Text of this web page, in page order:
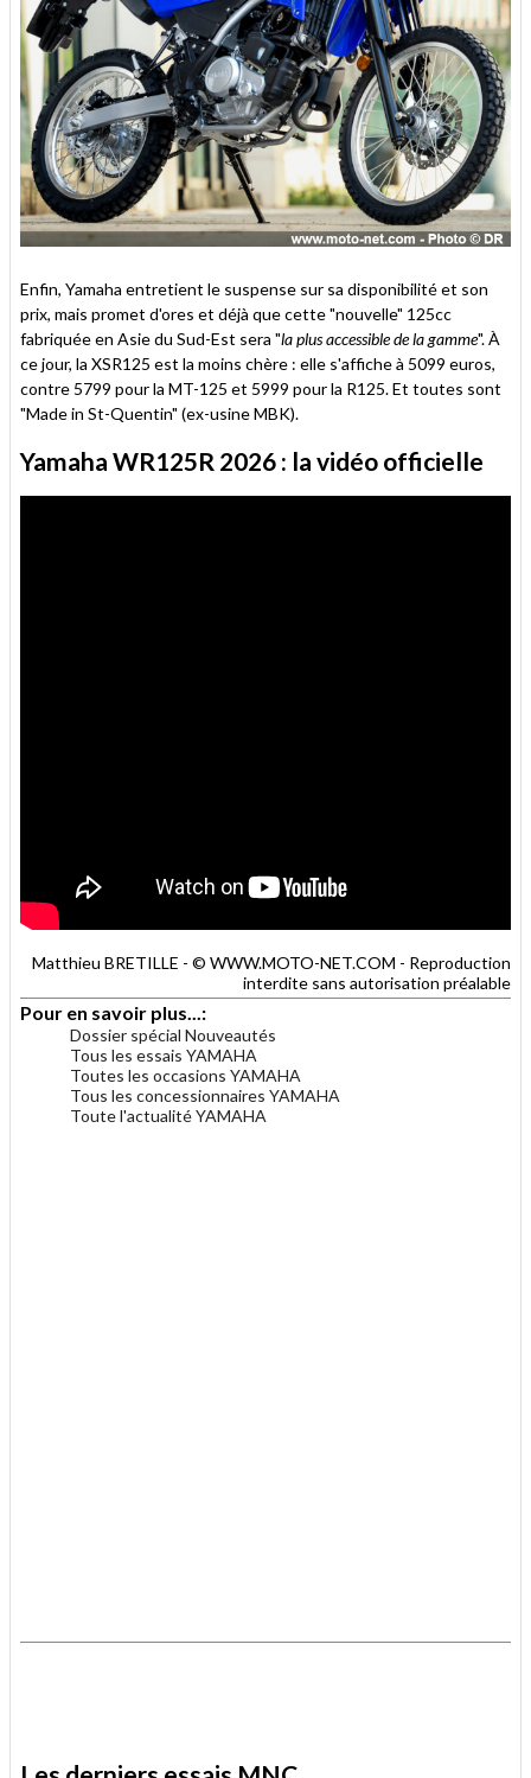
Enfin, Yamaha entretient le suspense sur sa disponibilité et son
prix, mais promet d'ores et déjà que cette "nouvelle" 125cc
fabriquée en Asie du Sud-Est sera "la plus accessible de la gamme". À
ce jour, la XSR125 est la moins chère : elle s'affiche à 5099 euros,
contre 5799 pour la MT-125 et 5999 pour la R125. Et toutes sont
"Made in St-Quentin" (ex-usine MBK).
Yamaha WR125R 2026 : la vidéo officielle
Matthieu BRETILLE - © WWW.MOTO-NET.COM - Reproduction
interdite sans autorisation préalable
Pour en savoir plus...:
Dossier spécial Nouveautés
Tous les essais YAMAHA
Toutes les occasions YAMAHA
Tous les concessionnaires YAMAHA
Toute l'actualité YAMAHA